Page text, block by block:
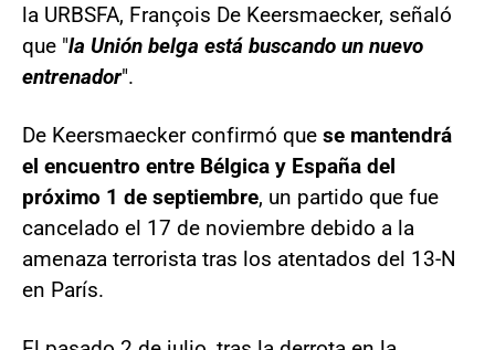
la URBSFA, François De Keersmaecker, señaló
que "la Unión belga está buscando un nuevo
entrenador".
De Keersmaecker confirmó que se mantendrá
el encuentro entre Bélgica y España del
próximo 1 de septiembre, un partido que fue
cancelado el 17 de noviembre debido a la
amenaza terrorista tras los atentados del 13-N
en París.